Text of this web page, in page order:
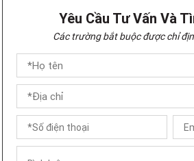
Yêu Cầu Tư Vấn Và
Các trường bắt buộc được chỉ